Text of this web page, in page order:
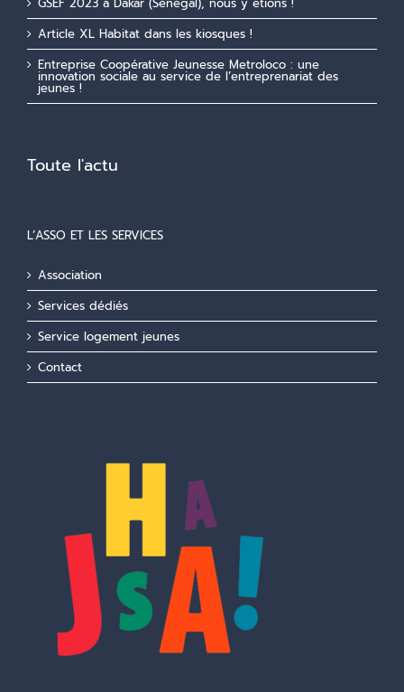
Article XL Habitat dans les kiosques !
Entreprise Coopérative Jeunesse Metroloco : une
innovation sociale au service de l’entreprenariat des
jeunes !
Toute l'actu
L’ASSO ET LES SERVICES
Association
Services dédiés
Service logement jeunes
Contact